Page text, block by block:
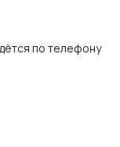
по телефону